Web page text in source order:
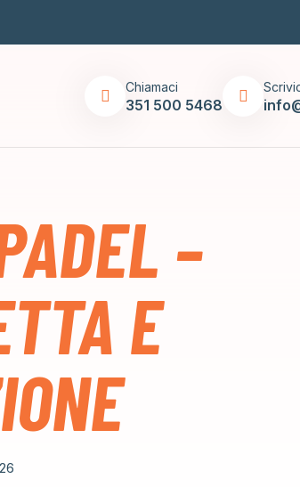
Chiamaci
351 500 5468
–
E